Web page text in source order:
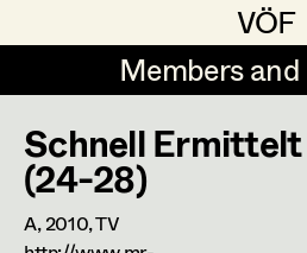
VÖF
VÖF
Members
Members
DE EN
Angelika Brendinger
Schnell
(24-28)
A,2010, TV